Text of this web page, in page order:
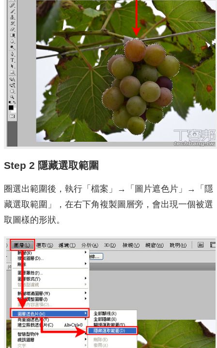
Step 2 隱藏選取範圍
圈選出範圍後，執行「檔案」→「圖片遮色片」→「隱
藏選取範圍」，在右下角複製圖層旁，會出現一個被選
取圖樣的形狀。